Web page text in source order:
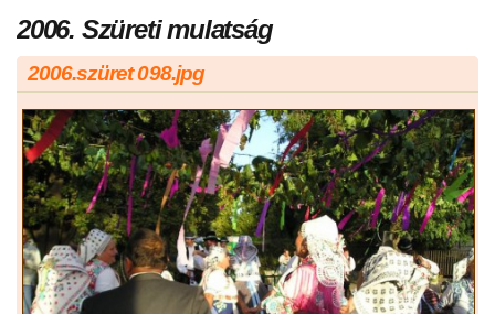
2006. Szüreti mulatság
2006.szüret 098.jpg